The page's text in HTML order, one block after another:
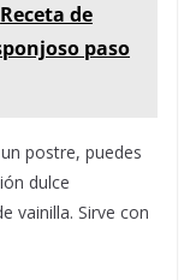
Receta de
paso
postre, puedes
dulce
vainilla. Sirve con